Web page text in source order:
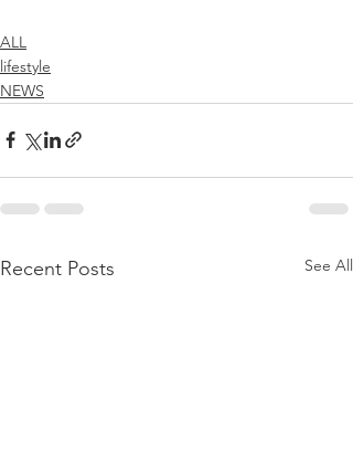
ALL
lifestyle
NEWS
Recent Posts See All